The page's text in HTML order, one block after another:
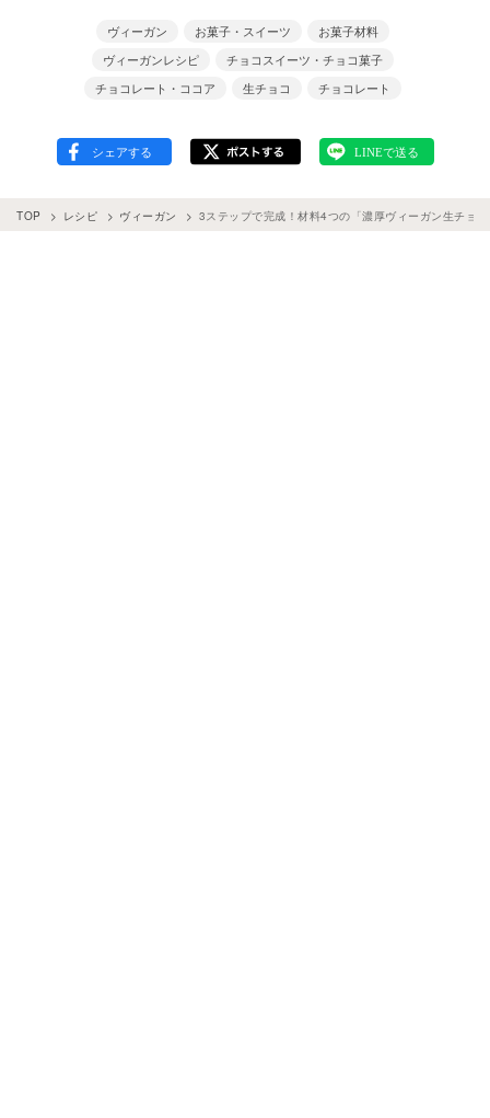
ヴィーガン お菓子・スイーツ
お菓子材料
ヴィーガンレシピ
チョコスイーツ・チョコ菓子
チョコレート・ココア
生チョコ チョコレート
TOP レシピ ヴィーガン 3ステップで完成！材料4つの「濃厚ヴィーガン生チョ